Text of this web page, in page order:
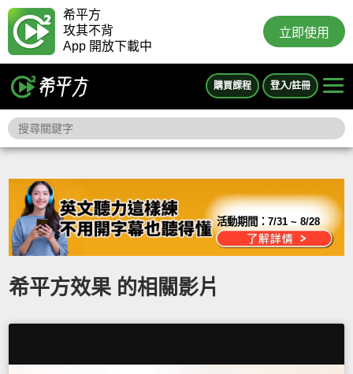
希平方
攻其不背
App 開放下載中
立即使用
購買課程 登入/註冊
活動期間：7/31 ~ 8/28
希平方效果 的相關影片